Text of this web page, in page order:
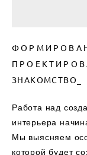
ЗНАКОМСТВО_
Работа над
интерьера
Мы выясняем
которой будет